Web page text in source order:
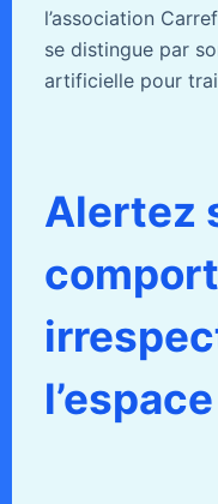
l’association
se distingue par
artificielle pour
Alertez